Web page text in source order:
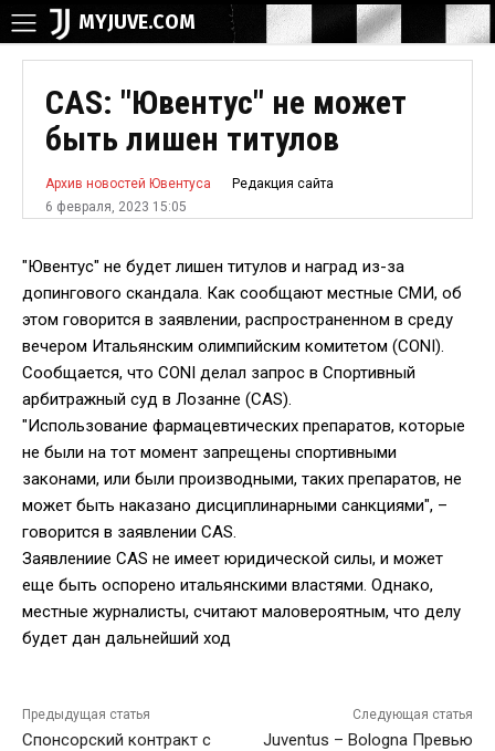
MYJUVE.COM
CAS: "Ювентус" не может
быть лишен титулов
Архив новостей Ювентуса
Редакция сайта
6 февраля, 2023 15:05
"Ювентус" не будет лишен титулов и наград из-за
допингового скандала. Как сообщают местные СМИ, об
этом говорится в заявлении, распространенном в среду
вечером Итальянским олимпийским комитетом (CONI).
Сообщается, что CONI делал запрос в Спортивный
арбитражный суд в Лозанне (САS).
"Использование фармацевтических препаратов, которые
не были на тот момент запрещены спортивными
законами, или были производными, таких препаратов, не
может быть наказано дисциплинарными санкциями", –
говорится в заявлении CAS.
Заявлениие CAS не имеет юридической силы, и может
еще быть оспорено итальянскими властями. Однако,
местные журналисты, считают маловероятным, что делу
будет дан дальнейший ход
Предыдущая статья
Спонсорский контракт с
Следующая статья
Juventus – Bologna Превью